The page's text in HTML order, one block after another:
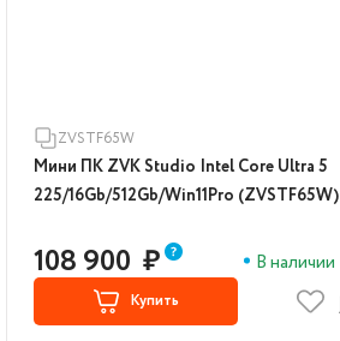
ZVSTF65W
Мини ПК ZVK Studio Intel Core Ultra 5
225/16Gb/512Gb/Win11Pro (ZVSTF65W)
108 900 ₽ В наличии
Купить